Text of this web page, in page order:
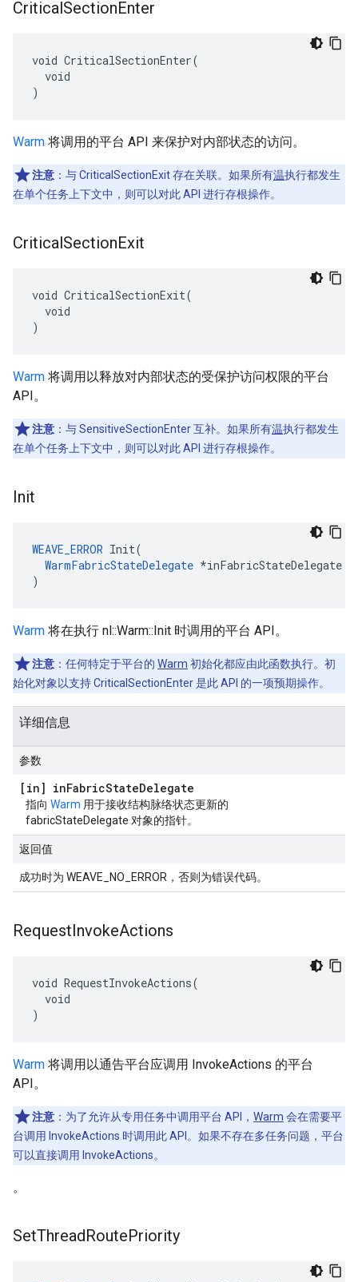
CriticalSectionEnter
void CriticalSectionEnter(
  void
)
Warm 将调用的平台 API 来保护对内部状态的访问。
注意 ：与 CriticalSectionExit 存在关联。如果所有温执行都发生
在单个任务上下文中，则可以对此 API 进行存根操作。
CriticalSectionExit
void CriticalSectionExit(
  void
)
Warm 将调用以释放对内部状态的受保护访问权限的平台
API。
注意 ：与 SensitiveSectionEnter 互补。如果所有温执行都发生
在单个任务上下文中，则可以对此 API 进行存根操作。
Init
WEAVE_ERROR Init(
WarmFabricStateDelegate *inFabricStateDelegate
)
Warm 将在执行 nl::Warm::Init 时调用的平台 API。
注意 ：任何特定于平台的 Warm 初始化都应由此函数执行。初
始化对象以支持 CriticalSectionEnter 是此 API 的一项预期操作。
详细信息
参数
[in] inFabricStateDelegate
指向 Warm 用于接收结构脉络状态更新的
fabricStateDelegate 对象的指针。
返回值
成功时为 WEAVE_NO_ERROR，否则为错误代码。
RequestInvokeActions
void RequestInvokeActions(
  void
)
Warm 将调用以通告平台应调用 InvokeActions 的平台
API。
注意 ：为了允许从专用任务中调用平台 API， Warm 会在需要平
台调用 InvokeActions 时调用此 API。如果不存在多任务问题，平台
可以直接调用 InvokeActions。
。
SetThreadRoutePriority